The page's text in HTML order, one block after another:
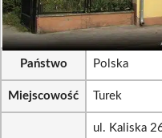
Państwo Polska
Miejscowość Turek
ul. Kaliska